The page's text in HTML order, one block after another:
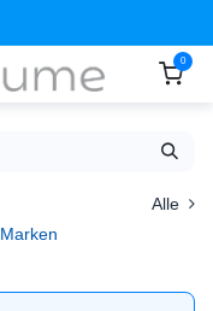
0
Alle
Marken